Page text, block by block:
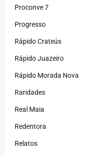
Proconve 7
Progresso
Rápido Crateús
Rápido Juazeiro
Rápido Morada Nova
Raridades
Real Maia
Redentora
Relatos